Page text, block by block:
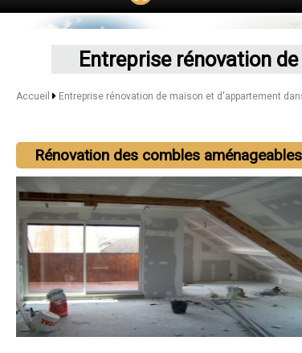
Entreprise rénovation
Accueil Entreprise rénovation de maison et d'appartement
Rénovation des combles aménageables